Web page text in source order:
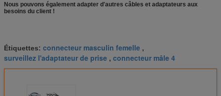
Nous pouvons également adapter d'autres câbles et adaptateurs aux
besoins du client !
Étiquettes: connecteur masculin femelle ,
surveillez l'adaptateur de prise , connecteur mâle 4